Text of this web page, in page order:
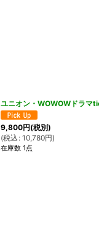
ユニオン・WOWOWドラ
9,800円(税別)
(税込 : 10,780円)
在庫数 1点